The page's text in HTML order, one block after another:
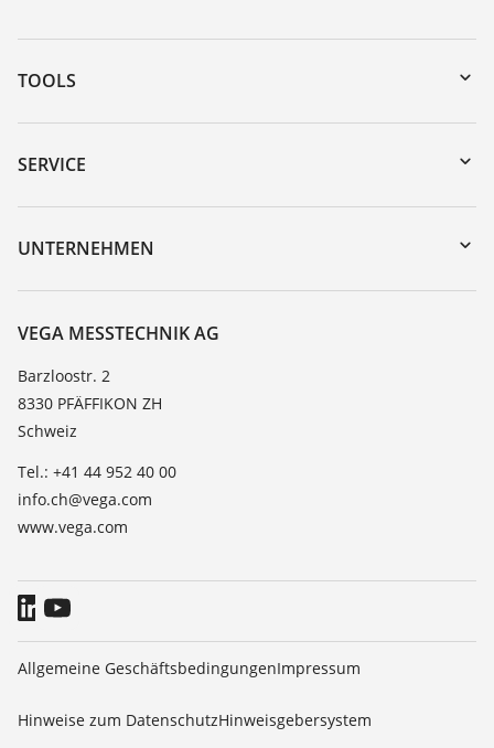
TOOLS
Download-Center
Gerätesuche (Seriennummer)
DTM Collection/PACTware
SERVICE
Geräterücksendung
Trainings
TeamViewer
UNTERNEHMEN
Über VEGA
Kontakt
News
Presse
Blog
VEGA MESSTECHNIK AG
Barzloostr. 2
8330 PFÄFFIKON ZH
Schweiz
Tel.: +41 44 952 40 00
info.ch@vega.com
www.vega.com
Allgemeine GeschäftsbedingungenImpressum
Hinweise zum DatenschutzHinweisgebersystem